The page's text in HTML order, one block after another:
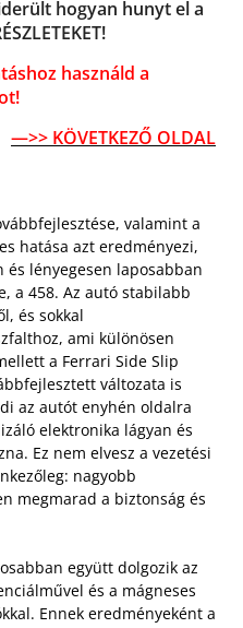
hogyan hunyt el a
használd a
—>> KÖVETKEZŐ OLDAL
valamint a
hatása azt eredményezi,
és lényegesen laposabban
a 458. Az autó stabilabb
és sokkal
ami különösen
a Ferrari Side Slip
változata is
az autót enyhén oldalra
elektronika lágyan és
Ez nem elvesz a vezetési
nagyobb
megmarad a biztonság és
együtt dolgozik az
és a mágneses
Ennek eredményeként a